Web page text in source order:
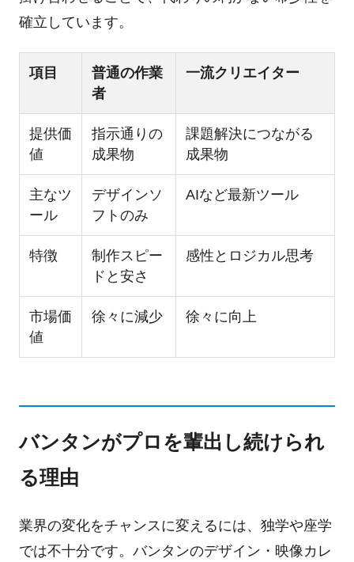
確立しています。
項目
普通の作業
者
一流クリエイター
提供価
値
指示通りの
成果物
課題解決につながる
成果物
主なツ
ール
デザインソ
フトのみ
AIなど最新ツール
特徴
制作スピー
ドと安さ
感性とロジカル思考
市場価
値
徐々に減少 徐々に向上
バンタンがプロを輩出し続けられ
る理由
業界の変化をチャンスに変えるには、独学や座学
では不十分です。バンタンのデザイン・映像カレ